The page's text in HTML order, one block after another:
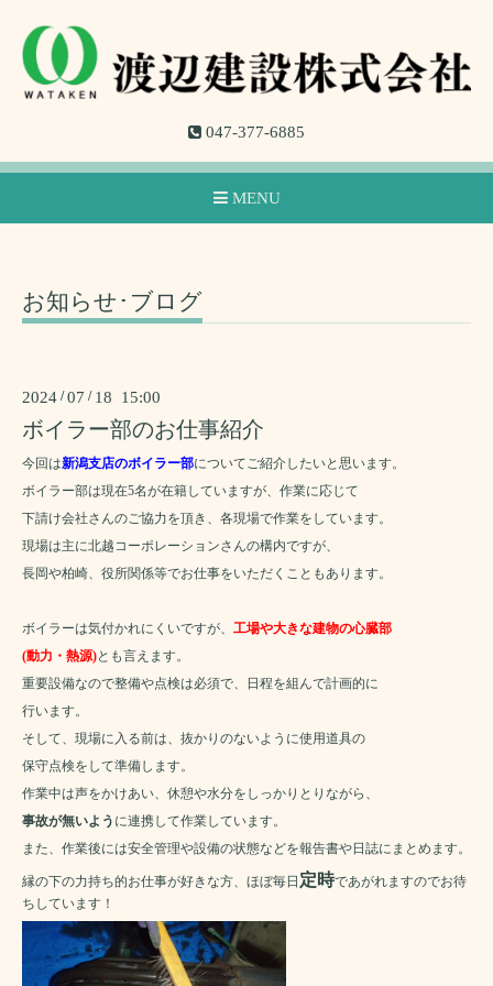
047-377-6885
MENU
お知らせ･ブログ
2024 /07 / 18 15:00
ボイラー部のお仕事紹介
今回は新潟支店のボイラー部についてご紹介したいと思います。
ボイラー部は現在5名が在籍していますが、作業に応じて
下請け会社さんのご協力を頂き、各現場で作業をしています。
現場は主に北越コーポレーションさんの構内ですが、
長岡や柏崎、役所関係等でお仕事をいただくこともあります。
ボイラーは気付かれにくいですが、 工場や大きな建物の心臓部
(動力・熱源)とも言えます。
重要設備なので整備や点検は必須で、日程を組んで計画的に
行います。
そして、現場に入る前は、抜かりのないように使用道具の
保守点検をして準備します。
作業中は声をかけあい、休憩や水分をしっかりとりながら、
事故が無いよう に連携して作業しています。
また、作業後には安全管理や設備の状態などを報告書や日誌にまとめます。
縁の下の力持ち的お仕事が好きな方、ほぼ毎日 定時であがれますのでお待
ちしています！